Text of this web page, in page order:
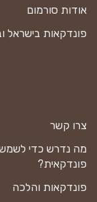
צרו קשר
מה נדרש כדי
פונדקאית?
פונדקאות והלכה
אודות סורמום
פונדקאות בישראל